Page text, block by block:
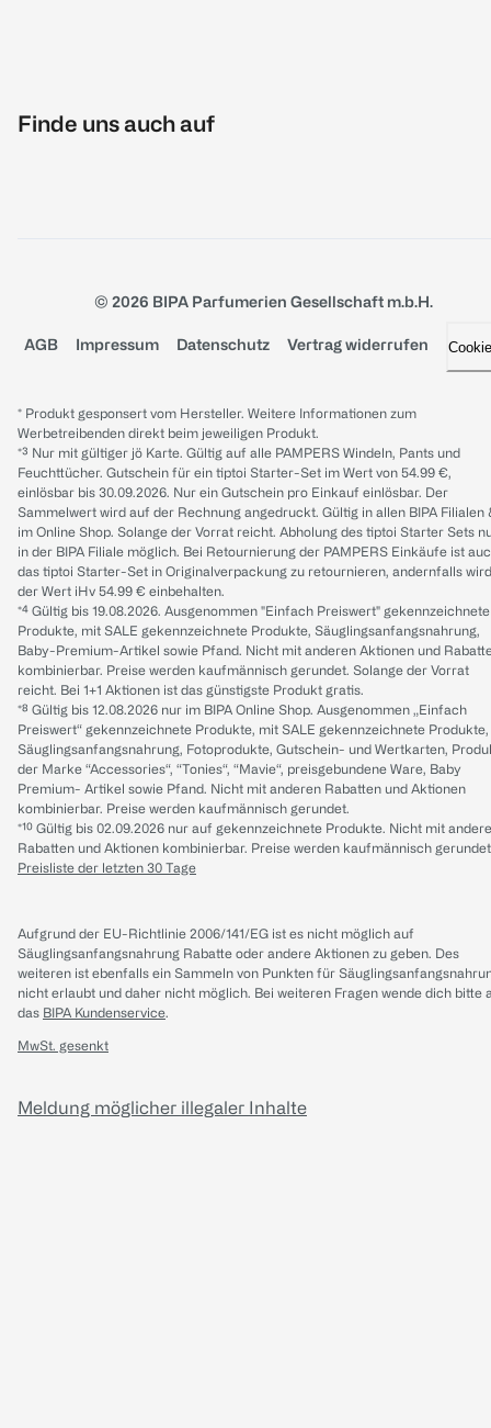
Finde uns auch auf
© 2026 BIPA Parfumerien Gesellschaft m.b.H.
AGB Impressum Datenschutz Vertrag widerrufen
* Produkt gesponsert vom Hersteller. Weitere Informationen zum
Werbetreibenden direkt beim jeweiligen Produkt.
*³ Nur mit gültiger jö Karte. Gültig auf alle PAMPERS Windeln, Pants und
Feuchttücher. Gutschein für ein tiptoi Starter-Set im Wert von 54.99 €,
einlösbar bis 30.09.2026. Nur ein Gutschein pro Einkauf einlösbar. Der
Sammelwert wird auf der Rechnung angedruckt. Gültig in allen BIPA Filialen
im Online Shop. Solange der Vorrat reicht. Abholung des tiptoi Starter Sets
in der BIPA Filiale möglich. Bei Retournierung der PAMPERS Einkäufe ist
das tiptoi Starter-Set in Originalverpackung zu retournieren, andernfalls wird
der Wert iHv 54.99 € einbehalten.
*⁴ Gültig bis 19.08.2026. Ausgenommen "Einfach Preiswert" gekennzeichnete
Produkte, mit SALE gekennzeichnete Produkte, Säuglingsanfangsnahrung,
Baby-Premium-Artikel sowie Pfand. Nicht mit anderen Aktionen und
kombinierbar. Preise werden kaufmännisch gerundet. Solange der Vorrat
reicht. Bei 1+1 Aktionen ist das günstigste Produkt gratis.
*⁸ Gültig bis 12.08.2026 nur im BIPA Online Shop. Ausgenommen „Einfach
Preiswert“ gekennzeichnete Produkte, mit SALE gekennzeichnete Produkte,
Säuglingsanfangsnahrung, Fotoprodukte, Gutschein- und Wertkarten,
der Marke “Accessories“, “Tonies“, “Mavie“, preisgebundene Ware, Baby
Premium- Artikel sowie Pfand. Nicht mit anderen Rabatten und Aktionen
kombinierbar. Preise werden kaufmännisch gerundet.
*¹⁰ Gültig bis 02.09.2026 nur auf gekennzeichnete Produkte. Nicht mit
Rabatten und Aktionen kombinierbar. Preise werden kaufmännisch
Preisliste der letzten 30 Tage
Aufgrund der EU-Richtlinie 2006/141/EG ist es nicht möglich auf
Säuglingsanfangsnahrung Rabatte oder andere Aktionen zu geben. Des
weiteren ist ebenfalls ein Sammeln von Punkten für
nicht erlaubt und daher nicht möglich. Bei weiteren Fragen wende dich bitte
das BIPA Kundenservice.
MwSt. gesenkt
Meldung möglicher illegaler Inhalte